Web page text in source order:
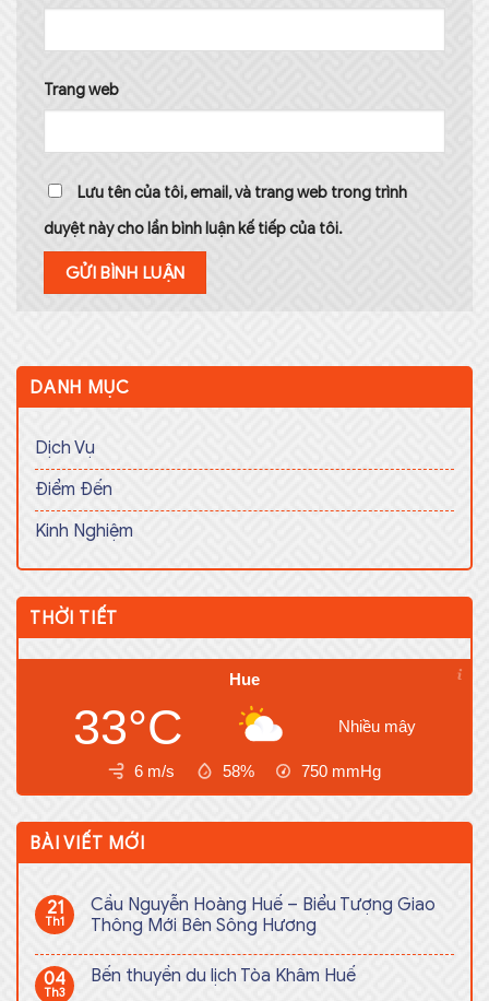
Trang web
Lưu tên của tôi, email, và trang web trong trình
duyệt này cho lần bình luận kế tiếp của tôi.
DANH MỤC
Dịch Vụ
Điểm Đến
Kinh Nghiệm
THỜI TIẾT
Hue
33°C Nhiều mây
6 m/s 58% 750 mmHg
BÀI VIẾT MỚI
21
Th1
Cầu Nguyễn Hoàng Huế – Biểu Tượng Giao
Thông Mới Bên Sông Hương
04
Th3
Bến thuyền du lịch Tòa Khâm Huế